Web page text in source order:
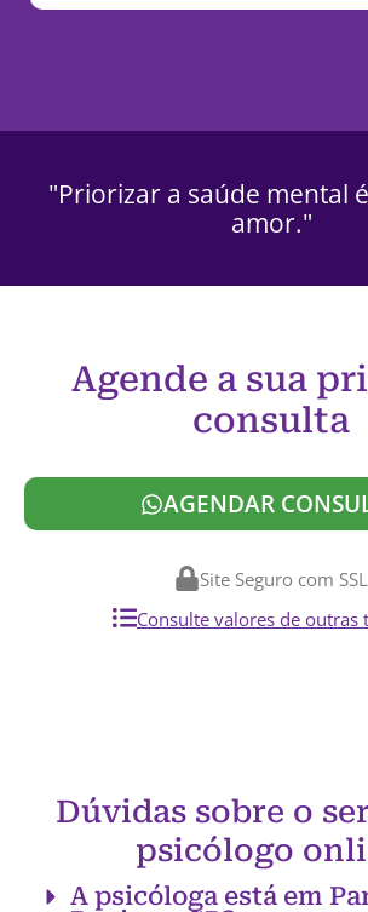
"Priorizar a saúde mental
amor."
Agende a sua
consulta
AGENDAR
Site Seguro com SSL
Consulte valores de outras
Dúvidas sobre o
psicólogo
A psicóloga está em